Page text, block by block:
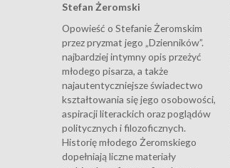
Stefan Żeromski
Opowieść o Stefanie Żeromskim
przez pryzmat jego „Dzienników”.
najbardziej intymny opis przeżyć
młodego pisarza, a także
najautentyczniejsze świadectwo
kształtowania się jego osobowości,
aspiracji literackich oraz poglądów
politycznych i filozoficznych.
Historię młodego Żeromskiego
dopełniają liczne materiały